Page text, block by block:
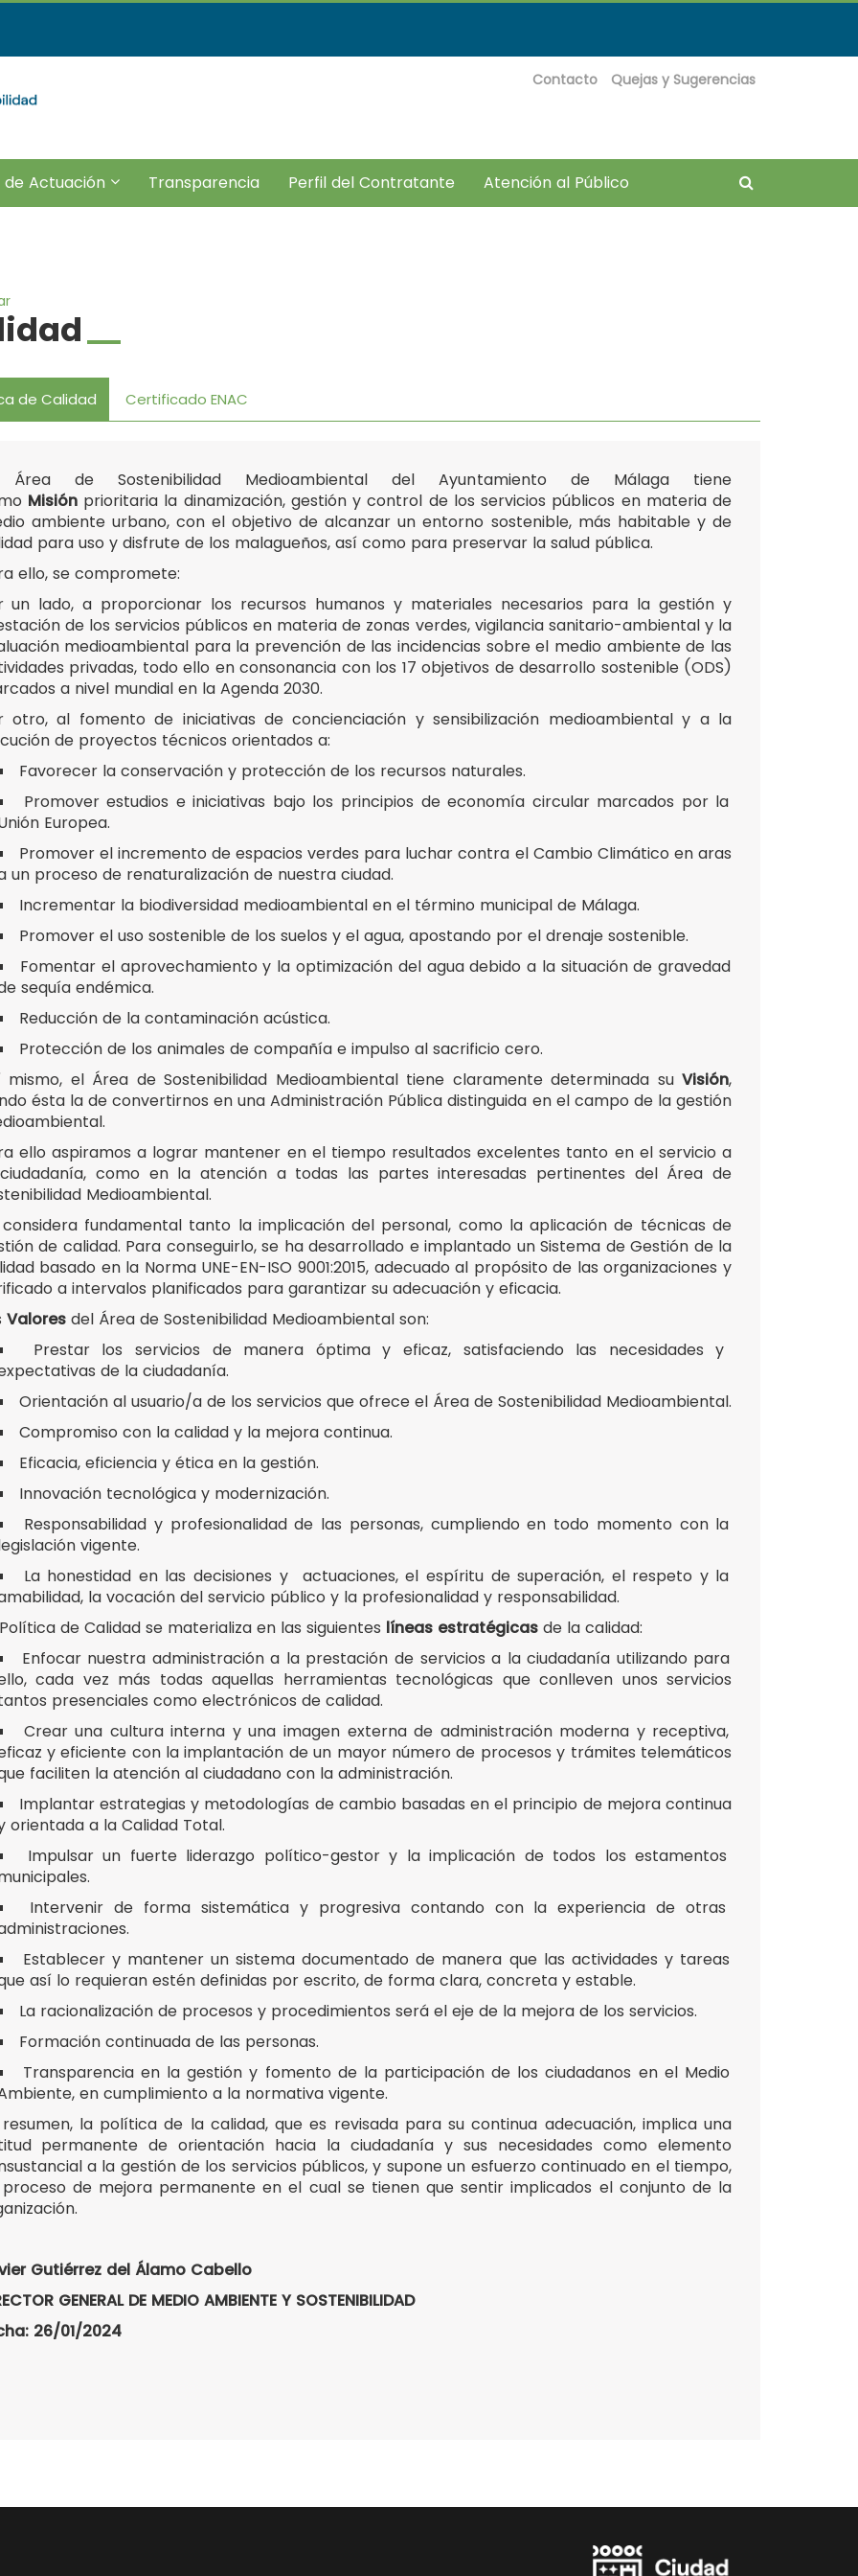
Contacto Quejas y Sugerencias
Actuación ???
Transparencia Perfil del Contratante Atención al Público Buscador
de Calidad Certificado ENAC
Área de Sostenibilidad Medioambiental del Ayuntamiento de Málaga tiene
Misiónprioritaria la dinamización, gestión y control de los servicios públicos en materia de
ambiente urbano, con el objetivo de alcanzar un entorno sostenible, más habitable y de
para uso y disfrute de los malagueños, así como para preservar la salud pública.
ello, se compromete:
un lado, a proporcionar los recursos humanos y materiales necesarios para la gestión y
de los servicios públicos en materia de zonas verdes, vigilancia sanitario-ambiental y la
medioambiental para la prevención de las incidencias sobre el medio ambiente de las
privadas, todo ello en consonancia con los 17 objetivos de desarrollo sostenible (ODS)
a nivel mundial en la Agenda 2030.
otro, al fomento de iniciativas de concienciación y sensibilización medioambiental y a la
de proyectos técnicos orientados a:
Favorecer la conservación y protección de los recursos naturales.
Promover estudios e iniciativas bajo los principios de economía circular marcados por la
Europea.
Promover el incremento de espacios verdes para luchar contra el Cambio Climático en aras
un proceso de renaturalización de nuestra ciudad.
Incrementar la biodiversidad medioambiental en el término municipal de Málaga.
Promover el uso sostenible de los suelos y el agua, apostando por el drenaje sostenible.
Fomentar el aprovechamiento y la optimización del agua debido a la situación de gravedad
sequía endémica.
Reducción de la contaminación acústica.
Protección de los animales de compañía e impulso al sacrificio cero.
mismo, el Área de Sostenibilidad Medioambiental tiene claramente determinada su Visión,
ésta la de convertirnos en una Administración Pública distinguida en el campo de la gestión
ello aspiramos a lograr mantener en el tiempo resultados excelentes tanto en el servicio a
como en la atención a todas las partes interesadas pertinentes del Área de
Medioambiental.
considera fundamental tanto la implicación del personal, como la aplicación de técnicas de
de calidad. Para conseguirlo, se ha desarrollado e implantado un Sistema de Gestión de la
basado en la Norma UNE-EN-ISO 9001:2015, adecuado al propósito de las organizaciones y
a intervalos planificados para garantizar su adecuación y eficacia.
Valoresdel Área de Sostenibilidad Medioambiental son:
Prestar los servicios de manera óptima y eficaz, satisfaciendo las necesidades y
de la ciudadanía.
Orientación al usuario/a de los servicios que ofrece el Área de Sostenibilidad Medioambiental.
Compromiso con la calidad y la mejora continua.
Eficacia, eficiencia y ética en la gestión.
Innovación tecnológica y modernización.
Responsabilidad y profesionalidad de las personas, cumpliendo en todo momento con la
vigente.
La honestidad en las decisiones y actuaciones, el espíritu de superación, el respeto y la
la vocación del servicio público y la profesionalidad y responsabilidad.
de Calidad se materializa en las siguientes líneas estratégicasde la calidad:
Enfocar nuestra administración a la prestación de servicios a la ciudadanía utilizando para
cada vez más todas aquellas herramientas tecnológicas que conlleven unos servicios
presenciales como electrónicos de calidad.
Crear una cultura interna y una imagen externa de administración moderna y receptiva,
y eficiente con la implantación de un mayor número de procesos y trámites telemáticos
faciliten la atención al ciudadano con la administración.
Implantar estrategias y metodologías de cambio basadas en el principio de mejora continua
orientada a la Calidad Total.
Impulsar un fuerte liderazgo político-gestor y la implicación de todos los estamentos
Intervenir de forma sistemática y progresiva contando con la experiencia de otras
Establecer y mantener un sistema documentado de manera que las actividades y tareas
así lo requieran estén definidas por escrito, de forma clara, concreta y estable.
La racionalización de procesos y procedimientos será el eje de la mejora de los servicios.
Formación continuada de las personas.
Transparencia en la gestión y fomento de la participación de los ciudadanos en el Medio
en cumplimiento a la normativa vigente.
resumen, la política de la calidad, que es revisada para su continua adecuación, implica una
permanente de orientación hacia la ciudadanía y sus necesidades como elemento
a la gestión de los servicios públicos, y supone un esfuerzo continuado en el tiempo,
de mejora permanente en el cual se tienen que sentir implicados el conjunto de la
Gutiérrez del Álamo Cabello
GENERAL DE MEDIO AMBIENTE Y SOSTENIBILIDAD
26/01/2024